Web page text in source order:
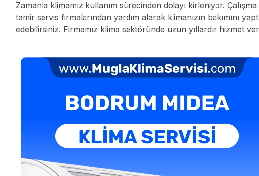
Zamanla klimamız kullanım sürecinden dolayı kirleniyor.
tamir servis firmalarından yardım alarak klimanızın bakımını
edebilirsiniz. Firmamız klima sektöründe uzun yıllardır hizmet